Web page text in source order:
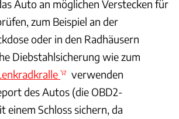
Auto an möglichen Verstecken für
zum Beispiel an der
oder in den Radhäusern
Diebstahlsicherung wie zum
verwenden
des Autos (die OBD2-
einem Schloss sichern, da